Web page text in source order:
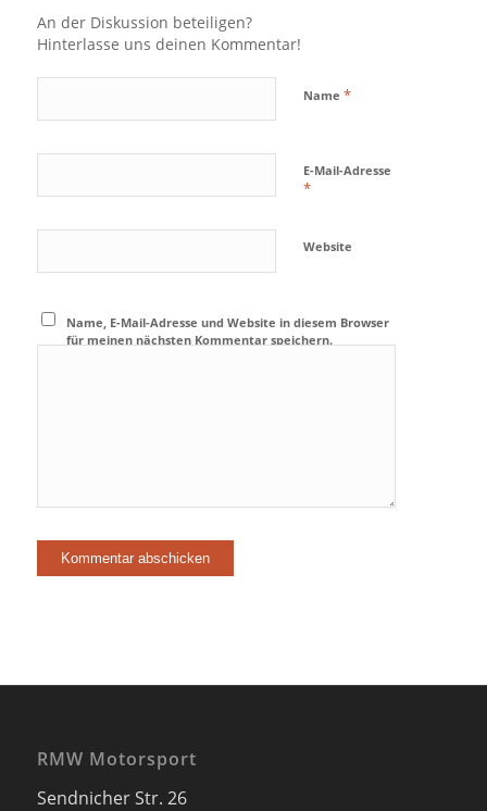
An der Diskussion beteiligen?
Hinterlasse uns deinen Kommentar!
Name *
E-Mail-Adresse
*
Website
Name, E-Mail-Adresse und Website in diesem Browser
für meinen nächsten Kommentar speichern.
RMW Motorsport
Sendnicher Str. 26